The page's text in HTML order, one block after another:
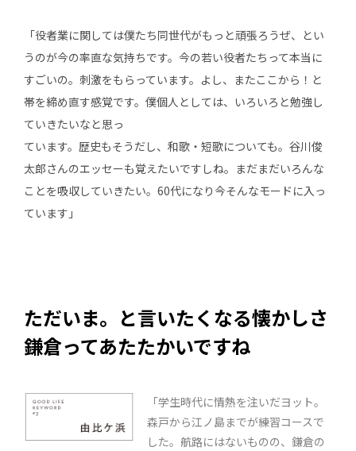
「役者業に関しては僕たち同世代がもっと頑張ろうぜ、とい
うのが今の率直な気持ちです。今の若い役者たちって本当に
すごいの。刺激をもらっています。よし、またここから！と
帯を締め直す感覚です。僕個人としては、いろいろと勉強し
ていきたいなと思っ
ています。歴史もそうだし、和歌・短歌についても。谷川俊
太郎さんのエッセーも覚えたいですしね。まだまだいろんな
ことを吸収していきたい。60代になり今そんなモードに入っ
ています」
ただいま。と言いたくなる懐かしさ
鎌倉ってあたたかいですね
「学生時代に情熱を注いだヨット。
森戸から江ノ島までが練習コースで
した。航路にはないものの、鎌倉の